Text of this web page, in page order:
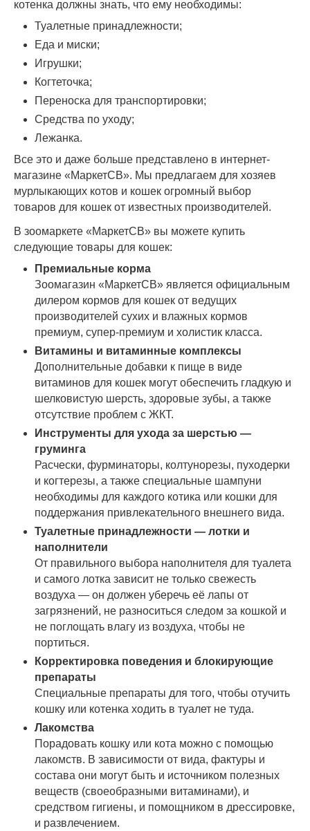
котенка должны знать, что ему необходимы:
Туалетные принадлежности;
Еда и миски;
Игрушки;
Когтеточка;
Переноска для транспортировки;
Средства по уходу;
Лежанка.
Все это и даже больше представлено в интернет-
магазине «МаркетСВ». Мы предлагаем для хозяев
мурлыкающих котов и кошек огромный выбор
товаров для кошек от известных производителей.
В зоомаркете «МаркетСВ» вы можете купить
следующие товары для кошек:
Премиальные корма
Зоомагазин «МаркетСВ» является официальным
дилером кормов для кошек от ведущих
производителей сухих и влажных кормов
премиум, супер-премиум и холистик класса.
Витамины и витаминные комплексы
Дополнительные добавки к пище в виде
витаминов для кошек могут обеспечить гладкую и
шелковистую шерсть, здоровые зубы, а также
отсутствие проблем с ЖКТ.
Инструменты для ухода за шерстью —
груминга
Расчески, фурминаторы, колтунорезы, пуходерки
и когтерезы, а также специальные шампуни
необходимы для каждого котика или кошки для
поддержания привлекательного внешнего вида.
Туалетные принадлежности — лотки и
наполнители
От правильного выбора наполнителя для туалета
и самого лотка зависит не только свежесть
воздуха — он должен уберечь её лапы от
загрязнений, не разноситься следом за кошкой и
не поглощать влагу из воздуха, чтобы не
портиться.
Корректировка поведения и блокирующие
препараты
Специальные препараты для того, чтобы отучить
кошку или котенка ходить в туалет не туда.
Лакомства
Порадовать кошку или кота можно с помощью
лакомств. В зависимости от вида, фактуры и
состава они могут быть и источником полезных
веществ (своеобразными витаминами), и
средством гигиены, и помощником в дрессировке,
и развлечением.